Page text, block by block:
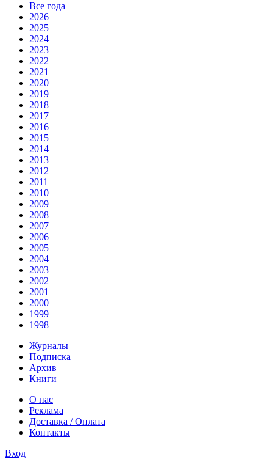
Все года
2026
2025
2024
2023
2022
2021
2020
2019
2018
2017
2016
2015
2014
2013
2012
2011
2010
2009
2008
2007
2006
2005
2004
2003
2002
2001
2000
1999
1998
Журналы
Подписка
Архив
Книги
О нас
Реклама
Доставка / Оплата
Контакты
Вход